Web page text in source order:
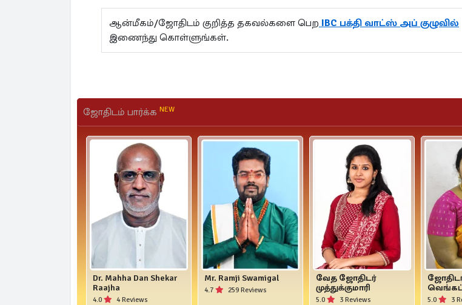
ஆன்மீகம்/ஜோதிடம் குறித்த தகவல்களை பெற IBC பக்தி வாட்ஸ் அப் குழுவில்
இணைந்து கொள்ளுங்கள்.
ஜோதிடம் பார்க்க NEW
Dr. Mahha Dan Shekar
Raajha
4.0 4 Reviews
Mr. Ramji Swamigal
4.7 259 Reviews
வேத ஜோதிடர்
முத்துக்குமாரி
5.0 3 Reviews 5.0 3